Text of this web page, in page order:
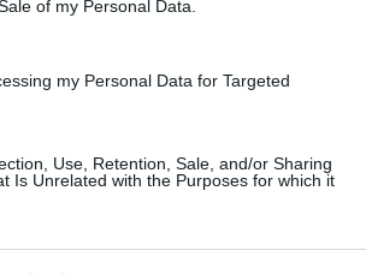
of my Personal Data.
my Personal Data for Targeted
Use, Retention, Sale, and/or Sharing
Is Unrelated with the Purposes for which it